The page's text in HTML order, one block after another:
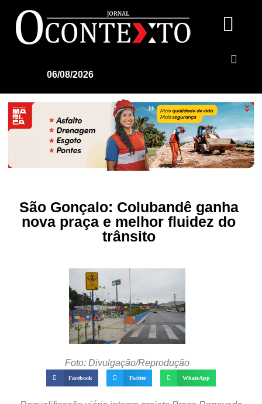
06/08/2026
São Gonçalo: Colubandê ganha
nova praça e melhor fluidez do
trânsito
Foto: Divulgação/Reprodução
Facebook Twitter WhatsApp